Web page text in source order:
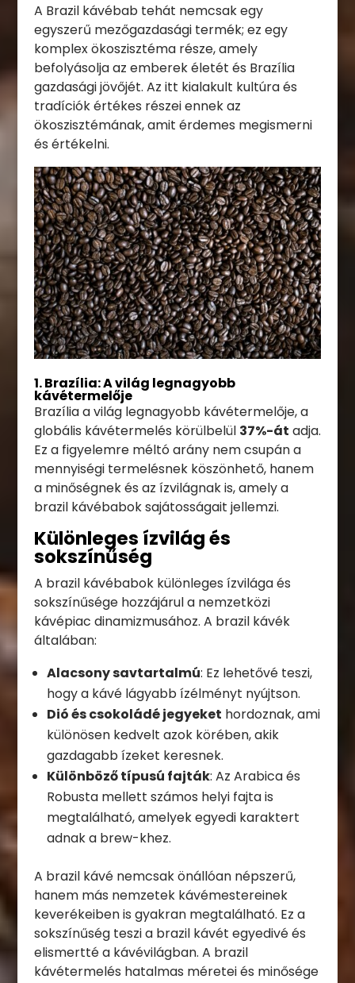
A Brazil kávébab tehát nemcsak egy
egyszerű mezőgazdasági termék; ez egy
komplex ökoszisztéma része, amely
befolyásolja az emberek életét és Brazília
gazdasági jövőjét. Az itt kialakult kultúra és
tradíciók értékes részei ennek az
ökoszisztémának, amit érdemes megismerni
és értékelni.
1. Brazília: A világ legnagyobb
kávétermelője
Brazília a világ legnagyobb kávétermelője, a
globális kávétermelés körülbelül 37%-át adja.
Ez a figyelemre méltó arány nem csupán a
mennyiségi termelésnek köszönhető, hanem
a minőségnek és az ízvilágnak is, amely a
brazil kávébabok sajátosságait jellemzi.
Különleges ízvilág és
sokszínűség
A brazil kávébabok különleges ízvilága és
sokszínűsége hozzájárul a nemzetközi
kávépiac dinamizmusához. A brazil kávék
általában:
Alacsony savtartalmú: Ez lehetővé teszi,
hogy a kávé lágyabb ízélményt nyújtson.
Dió és csokoládé jegyeket hordoznak, ami
különösen kedvelt azok körében, akik
gazdagabb ízeket keresnek.
Különböző típusú fajták: Az Arabica és
Robusta mellett számos helyi fajta is
megtalálható, amelyek egyedi karaktert
adnak a brew-khez.
A brazil kávé nemcsak önállóan népszerű,
hanem más nemzetek kávémestereinek
keverékeiben is gyakran megtalálható. Ez a
sokszínűség teszi a brazil kávét egyedivé és
elismertté a kávévilágban. A brazil
kávétermelés hatalmas méretei és minősége